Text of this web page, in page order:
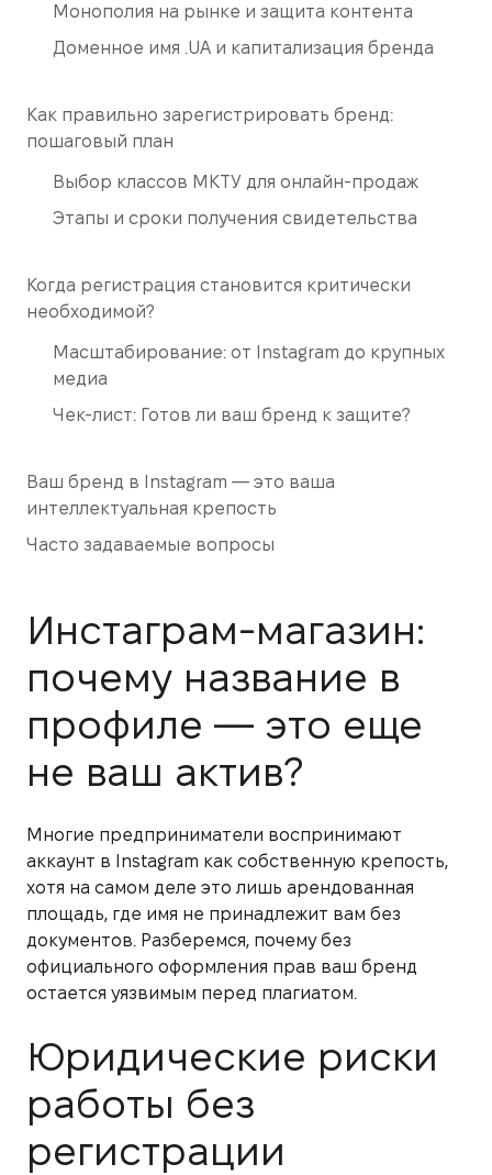
Монополия на рынке и защита контента
Доменное имя .UA и капитализация бренда
Как правильно зарегистрировать бренд:
пошаговый план
Выбор классов МКТУ для онлайн-продаж
Этапы и сроки получения свидетельства
Когда регистрация становится критически
необходимой?
Масштабирование: от Instagram до крупных
медиа
Чек-лист: Готов ли ваш бренд к защите?
Ваш бренд в Instagram — это ваша
интеллектуальная крепость
Часто задаваемые вопросы
Инстаграм-магазин:
почему название в
профиле — это еще
не ваш актив?
Многие предприниматели воспринимают
аккаунт в Instagram как собственную крепость,
хотя на самом деле это лишь арендованная
площадь, где имя не принадлежит вам без
документов. Разберемся, почему без
официального оформления прав ваш бренд
остается уязвимым перед плагиатом.
Юридические риски
работы без
регистрации